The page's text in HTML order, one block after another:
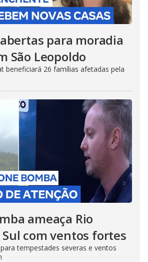
para moradia
São Leopoldo
beneficiará 26 famílias afetadas pela
ameaça Rio
com ventos fortes
tempestades severas e ventos